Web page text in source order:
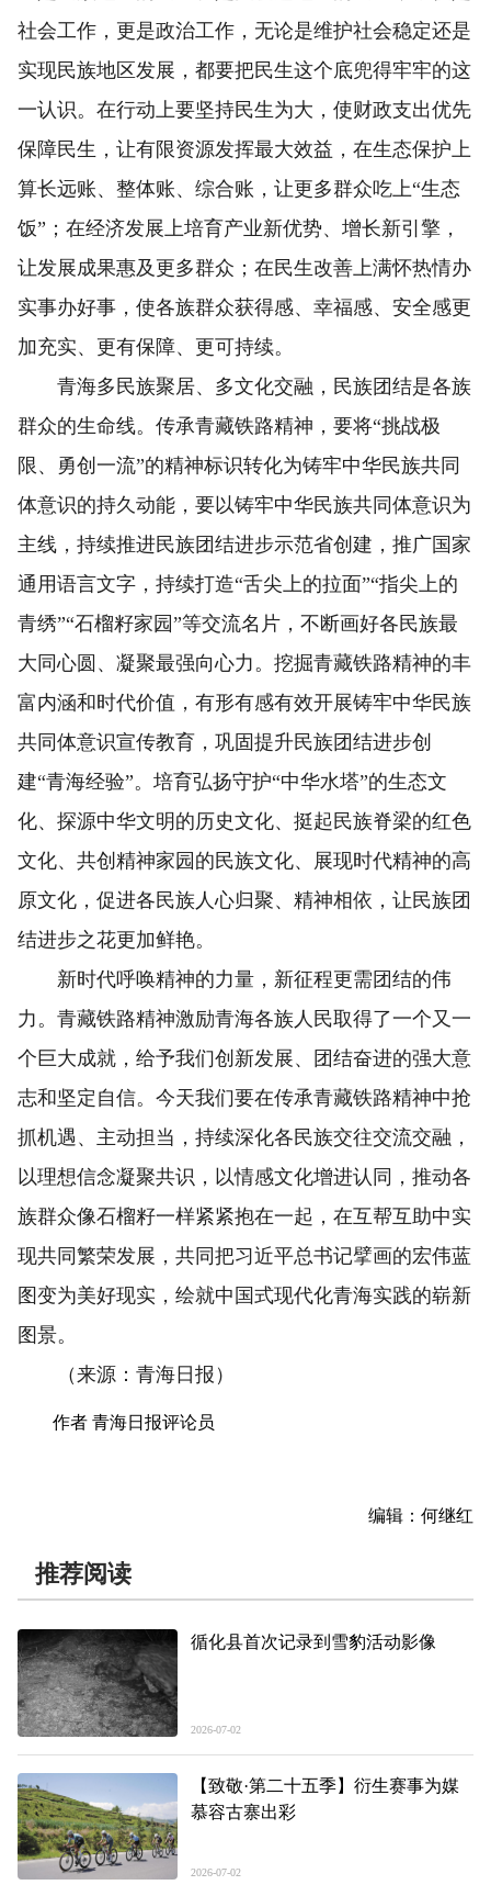
社会工作，更是政治工作，无论是维护社会稳定还是
实现民族地区发展，都要把民生这个底兜得牢牢的这
一认识。在行动上要坚持民生为大，使财政支出优先
保障民生，让有限资源发挥最大效益，在生态保护上
算长远账、整体账、综合账，让更多群众吃上“生态
饭”；在经济发展上培育产业新优势、增长新引擎，
让发展成果惠及更多群众；在民生改善上满怀热情办
实事办好事，使各族群众获得感、幸福感、安全感更
加充实、更有保障、更可持续。
青海多民族聚居、多文化交融，民族团结是各族
群众的生命线。传承青藏铁路精神，要将“挑战极
限、勇创一流”的精神标识转化为铸牢中华民族共同
体意识的持久动能，要以铸牢中华民族共同体意识为
主线，持续推进民族团结进步示范省创建，推广国家
通用语言文字，持续打造“舌尖上的拉面”“指尖上的
青绣”“石榴籽家园”等交流名片，不断画好各民族最
大同心圆、凝聚最强向心力。挖掘青藏铁路精神的丰
富内涵和时代价值，有形有感有效开展铸牢中华民族
共同体意识宣传教育，巩固提升民族团结进步创
建“青海经验”。培育弘扬守护“中华水塔”的生态文
化、探源中华文明的历史文化、挺起民族脊梁的红色
文化、共创精神家园的民族文化、展现时代精神的高
原文化，促进各民族人心归聚、精神相依，让民族团
结进步之花更加鲜艳。
新时代呼唤精神的力量，新征程更需团结的伟
力。青藏铁路精神激励青海各族人民取得了一个又一
个巨大成就，给予我们创新发展、团结奋进的强大意
志和坚定自信。今天我们要在传承青藏铁路精神中抢
抓机遇、主动担当，持续深化各民族交往交流交融，
以理想信念凝聚共识，以情感文化增进认同，推动各
族群众像石榴籽一样紧紧抱在一起，在互帮互助中实
现共同繁荣发展，共同把习近平总书记擘画的宏伟蓝
图变为美好现实，绘就中国式现代化青海实践的崭新
图景。
（来源：青海日报）
作者 青海日报评论员
编辑：何继红
推荐阅读
循化县首次记录到雪豹活动影像
2026-07-02
【致敬·第二十五季】衍生赛事为媒
慕容古寨出彩
2026-07-02